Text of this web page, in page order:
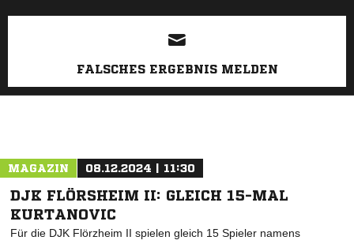
FALSCHES ERGEBNIS MELDEN
MAGAZIN 08.12.2024 | 11:30
DJK FLÖRSHEIM II: GLEICH 15-MAL
KURTANOVIC
Für die DJK Flörzheim II spielen gleich 15 Spieler namens